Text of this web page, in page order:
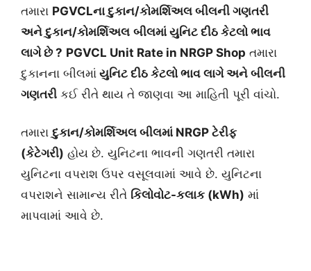
તમારા PGVCLના દુકાન/કોમર્શિઅલ બીલની ગણતરી
અને દુકાન/કોમર્શિઅલ બીલમાં યુનિટ દીઠ કેટલો ભાવ
લાગે છે ? PGVCL Unit Rate in NRGP Shop તમારા
દુકાનના બીલમાં યુનિટ દીઠ કેટલો ભાવ લાગે અને બીલની
ગણતરી કઈ રીતે થાય તે જાણવા આ માહિતી પૂરી વાંચો.
તમારા દુકાન/કોમર્શિઅલ બીલમાં NRGP ટેરીફ
(કેટેગરી) હોય છે. યુનિટના ભાવની ગણતરી તમારા
યુનિટના વપરાશ ઉપર વસૂલવામાં આવે છે. યુનિટના
વપરાશને સામાન્ય રીતે કિલોવોટ-કલાક (kWh) માં
માપવામાં આવે છે.